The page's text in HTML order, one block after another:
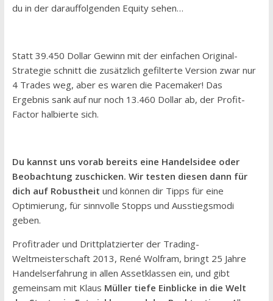
du in der darauffolgenden Equity sehen…
Statt 39.450 Dollar Gewinn mit der einfachen Original-
Strategie schnitt die zusätzlich gefilterte Version zwar nur
4 Trades weg, aber es waren die Pacemaker! Das
Ergebnis sank auf nur noch 13.460 Dollar ab, der Profit-
Factor halbierte sich.
Du kannst uns vorab bereits eine Handelsidee oder
Beobachtung zuschicken. Wir testen diesen dann für
dich auf Robustheit und können dir Tipps für eine
Optimierung, für sinnvolle Stopps und Ausstiegsmodi
geben.
Profitrader und Drittplatzierter der Trading-
Weltmeisterschaft 2013, René Wolfram, bringt 25 Jahre
Handelserfahrung in allen Assetklassen ein, und gibt
gemeinsam mit Klaus Müller tiefe Einblicke in die Welt